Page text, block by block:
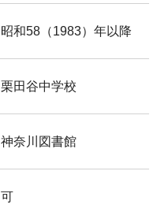
昭和58（1983）年以降
栗田谷中学校
神奈川図書館
可